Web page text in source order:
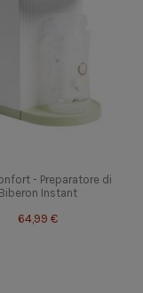
- Preparatore di
Biberon Instant
64,99 €